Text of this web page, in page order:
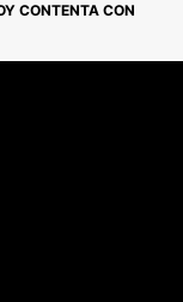
CONTENTA CON